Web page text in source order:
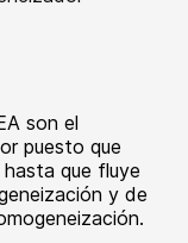
son el
puesto que
que fluye
y de